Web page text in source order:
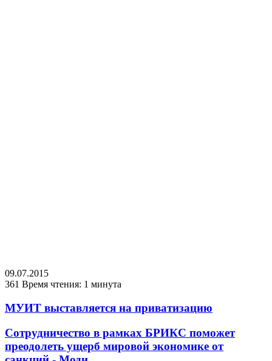
09.07.2015
361 Время чтения: 1 минута
МУИТ выставляется на приватизацию
Сотрудничество в рамках БРИКС поможет
преодолеть ущерб мировой экономике от